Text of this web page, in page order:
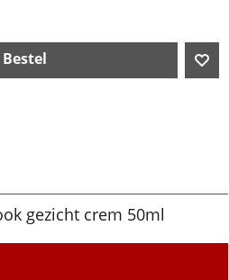
Bestel
gezicht crem 50ml